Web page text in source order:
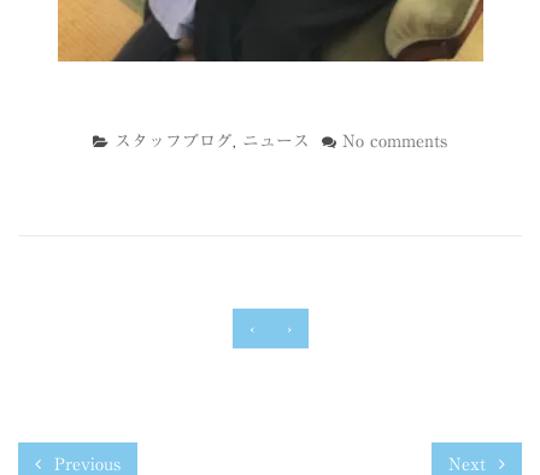
スタッフブログ, ニュース No comments
‹ ›
Previous Next